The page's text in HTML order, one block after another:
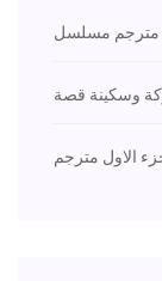
مترجم مسلسل
وسكينة قصة
الاول مترجم